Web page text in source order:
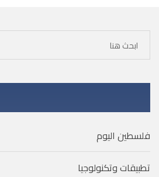
فلسطين اليوم
تطبيقات وتكنولوجيا